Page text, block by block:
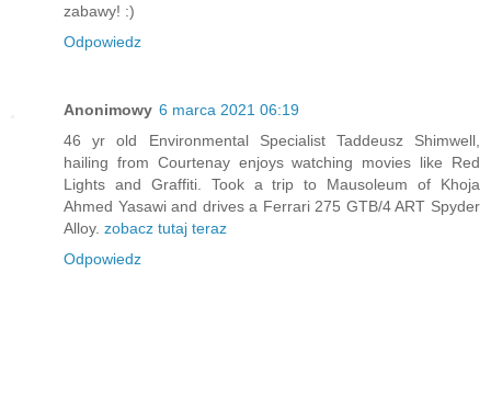
zabawy! :)
Odpowiedz
Anonimowy 6 marca 2021 06:19
46 yr old Environmental Specialist Taddeusz Shimwell,
hailing from Courtenay enjoys watching movies like Red
Lights and Graffiti. Took a trip to Mausoleum of Khoja
Ahmed Yasawi and drives a Ferrari 275 GTB/4 ART Spyder
Alloy. zobacz tutaj teraz
Odpowiedz